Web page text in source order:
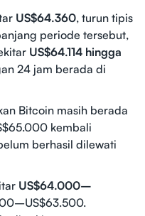
US$64.360, turun tipis
periode tersebut,
US$64.114 hingga
24 jam berada di
Bitcoin masih berada
kembali
berhasil dilewati
US$64.000–